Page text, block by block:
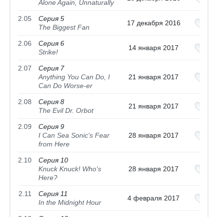
Alone Again, Unnaturally
2.05
Серия 5
The Biggest Fan
17 декабря 2016
2.06
Серия 6
Strike!
14 января 2017
2.07
Серия 7
Anything You Can Do, I
Can Do Worse-er
21 января 2017
2.08
Серия 8
The Evil Dr. Orbot
21 января 2017
2.09
Серия 9
I Can Sea Sonic's Fear
from Here
28 января 2017
2.10
Серия 10
Knuck Knuck! Who's
Here?
28 января 2017
2.11
Серия 11
In the Midnight Hour
4 февраля 2017